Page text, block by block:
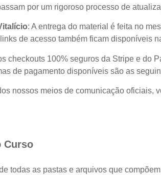
por um rigoroso processo de
: A entrega do material é feita no
de acesso também ficam disponíveis
checkouts 100% seguros da Stripe e do
de pagamento disponíveis são as
nossos meios de comunicação oficiais,
Curso
todas as pastas e arquivos que